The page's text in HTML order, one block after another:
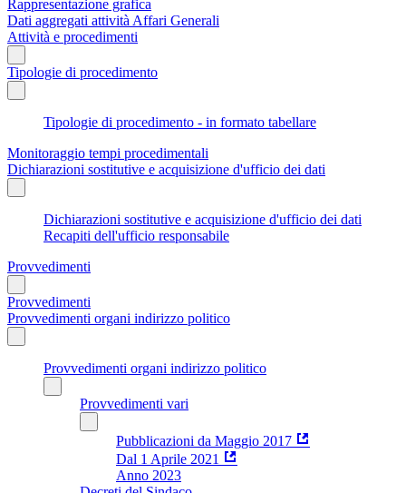
Rappresentazione grafica
Dati aggregati attività Affari Generali
Attività e procedimenti
Tipologie di procedimento
Tipologie di procedimento - in formato tabellare
Monitoraggio tempi procedimentali
Dichiarazioni sostitutive e acquisizione d'ufficio dei dati
Dichiarazioni sostitutive e acquisizione d'ufficio dei dati
Recapiti dell'ufficio responsabile
Provvedimenti
Provvedimenti
Provvedimenti organi indirizzo politico
Provvedimenti organi indirizzo politico
Provvedimenti vari
Pubblicazioni da Maggio 2017
Dal 1 Aprile 2021
Anno 2023